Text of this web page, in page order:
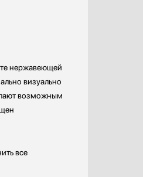
нержавеющей
визуально
возможным
все